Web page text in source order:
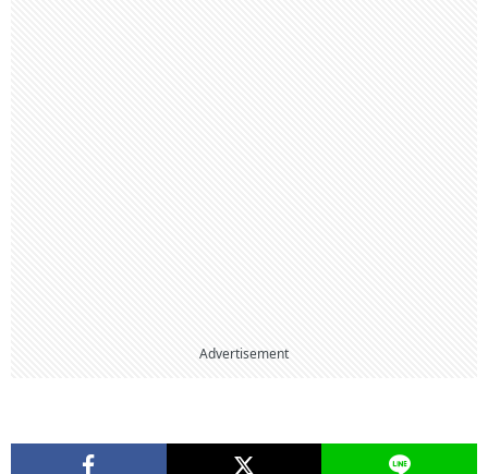
Advertisement